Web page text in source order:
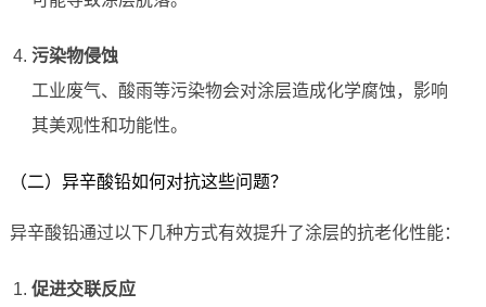
污染物侵蚀
工业废气、酸雨等污染物会对涂层造成化学腐蚀，影响
其美观性和功能性。
（二）异辛酸铅如何对抗这些问题？
异辛酸铅通过以下几种方式有效提升了涂层的抗老化性能：
促进交联反应